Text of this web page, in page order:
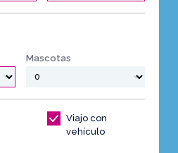
Mascotas
Viajo con
vehículo